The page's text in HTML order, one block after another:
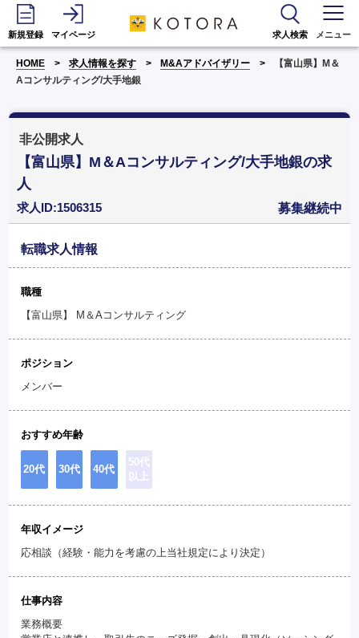
新規登録 マイページ 求人検索 メニュー
HOME 求人情報を探す M&Aアドバイザリー
【富山県】M＆
Aコンサルティング/大手地銀
非公開求人
【富山県】M＆Aコンサルティング/大手地銀の求
人
求人ID:1506315 募集継続中
転職求人情報
職種
【富山県】 M＆Aコンサルティング
ポジション
メンバー
おすすめ年齢
20代 30代 40代
50代
以上
年収イメージ
応相談（経験・能力を考慮の上当社規定により決定）
仕事内容
業務概要